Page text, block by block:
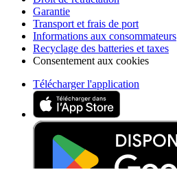
Garantie
Transport et frais de port
Informations aux consommateurs
Recyclage des batteries et taxes
Consentement aux cookies
Télécharger l'application